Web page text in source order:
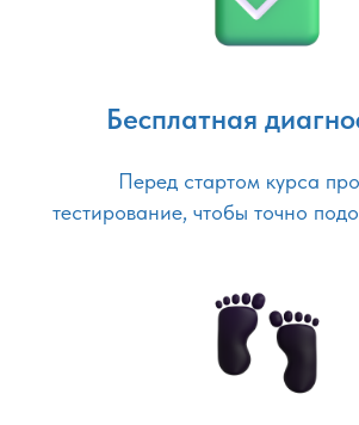
Бесплатная
Перед стартом курса
тестирование, чтобы точно